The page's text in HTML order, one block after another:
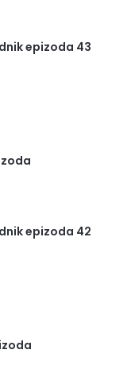
epizoda 43
epizoda 42